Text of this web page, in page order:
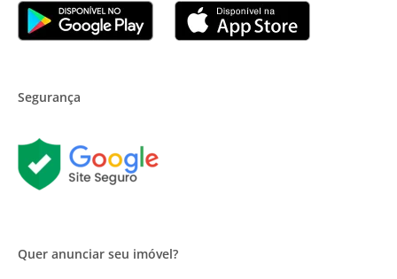
Segurança
Quer anunciar seu imóvel?